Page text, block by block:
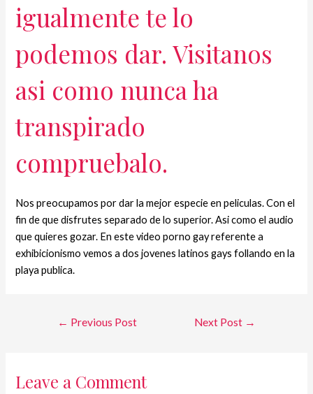
igualmente te lo
podemos dar. Visitanos
asi­ como nunca ha
transpirado
compruebalo.
Nos preocupamos por dar la mejor especie en peliculas. Con el
fin de que disfrutes separado de lo superior. Asi­ como el audio
que quieres gozar. En este video porno gay referente a
exhibicionismo vemos a dos jovenes latinos gays follando en la
playa publica.
← Previous Post Next Post →
Leave a Comment